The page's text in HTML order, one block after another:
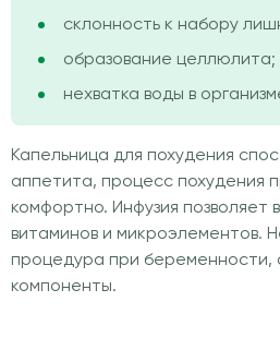
склонность к набору
образование целлюлита;
нехватка воды в
Капельница для похудения
аппетита, процесс похудения
комфортно. Инфузия позволяет
витаминов и микроэлементов.
процедура при беременности,
компоненты.